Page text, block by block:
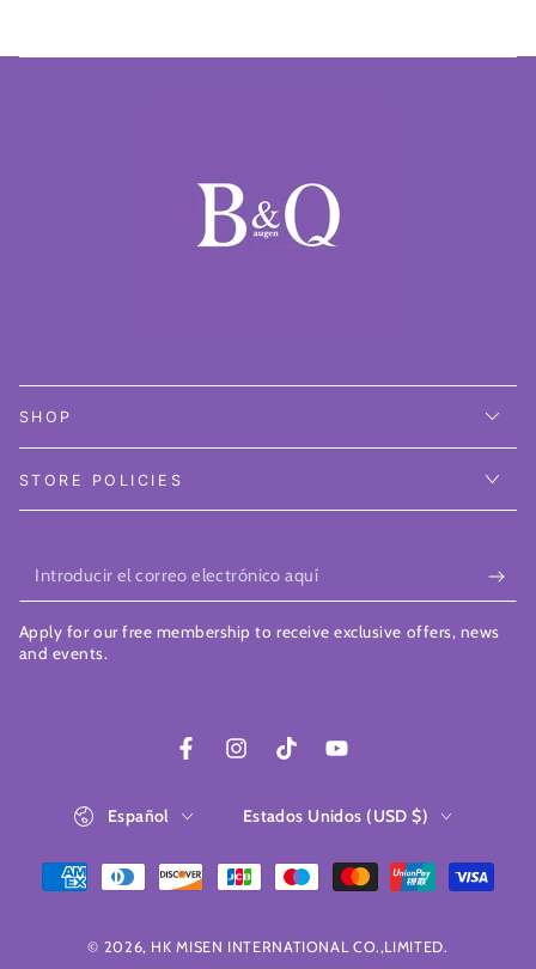
SHOP
STORE POLICIES
Introducir
el
correo
Apply for our free membership to receive exclusive offers, news
and events.
FacebookInstagramTikTokYouTube
© 2026, HK MISEN INTERNATIONAL CO.,LIMITED.
Español Estados Unidos (USD $)
Métodos